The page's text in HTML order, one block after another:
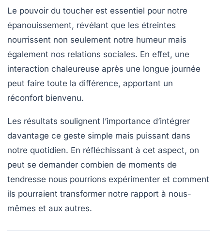
Le pouvoir du toucher est essentiel pour notre
épanouissement, révélant que les étreintes
nourrissent non seulement notre humeur mais
également nos relations sociales. En effet, une
interaction chaleureuse après une longue journée
peut faire toute la différence, apportant un
réconfort bienvenu.
Les résultats soulignent l’importance d’intégrer
davantage ce geste simple mais puissant dans
notre quotidien. En réfléchissant à cet aspect, on
peut se demander combien de moments de
tendresse nous pourrions expérimenter et comment
ils pourraient transformer notre rapport à nous-
mêmes et aux autres.